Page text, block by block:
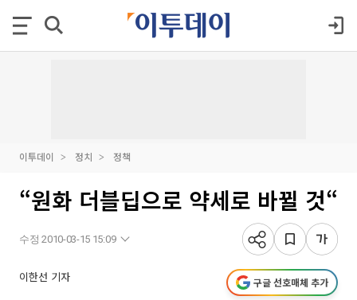
이투데이 정치 정책
“원화 더블딥으로 약세로 바뀔 것“
수정 2010-03-15 15:09
이한선 기자 구글 선호매체 추가